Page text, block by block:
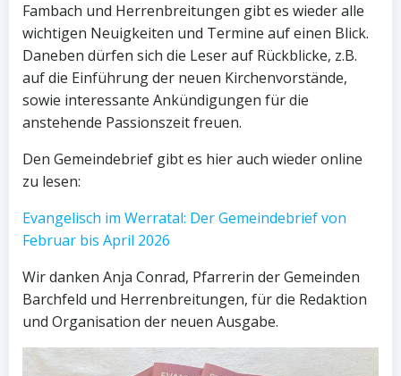
Fambach und Herrenbreitungen gibt es wieder alle
wichtigen Neuigkeiten und Termine auf einen Blick.
Daneben dürfen sich die Leser auf Rückblicke, z.B.
auf die Einführung der neuen Kirchenvorstände,
sowie interessante Ankündigungen für die
anstehende Passionszeit freuen.
Den Gemeindebrief gibt es hier auch wieder online
zu lesen:
Evangelisch im Werratal: Der Gemeindebrief von
Februar bis April 2026
Wir danken Anja Conrad, Pfarrerin der Gemeinden
Barchfeld und Herrenbreitungen, für die Redaktion
und Organisation der neuen Ausgabe.